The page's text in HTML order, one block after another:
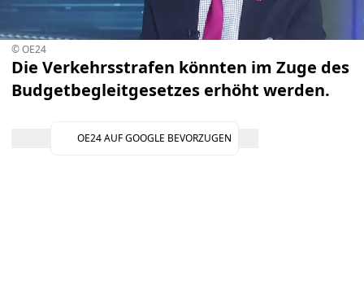
© OE24
Die Verkehrsstrafen könnten im Zuge des
Budgetbegleitgesetzes erhöht werden.
OE24 AUF GOOGLE BEVORZUGEN